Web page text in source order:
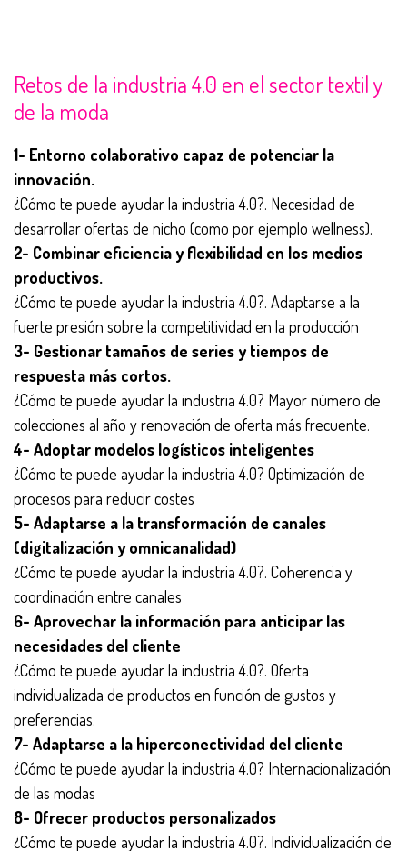
Retos de la industria 4.0 en el sector textil y
de la moda
1- Entorno colaborativo capaz de potenciar la
innovación.
¿Cómo te puede ayudar la industria 4.0?. Necesidad de
desarrollar ofertas de nicho (como por ejemplo wellness).
2- Combinar eficiencia y flexibilidad en los medios
productivos.
¿Cómo te puede ayudar la industria 4.0?. Adaptarse a la
fuerte presión sobre la competitividad en la producción
3- Gestionar tamaños de series y tiempos de
respuesta más cortos.
¿Cómo te puede ayudar la industria 4.0? Mayor número de
colecciones al año y renovación de oferta más frecuente.
4- Adoptar modelos logísticos inteligentes
¿Cómo te puede ayudar la industria 4.0? Optimización de
procesos para reducir costes
5- Adaptarse a la transformación de canales
(digitalización y omnicanalidad)
¿Cómo te puede ayudar la industria 4.0?. Coherencia y
coordinación entre canales
6- Aprovechar la información para anticipar las
necesidades del cliente
¿Cómo te puede ayudar la industria 4.0?. Oferta
individualizada de productos en función de gustos y
preferencias.
7- Adaptarse a la hiperconectividad del cliente
¿Cómo te puede ayudar la industria 4.0? Internacionalización
de las modas
8- Ofrecer productos personalizados
¿Cómo te puede ayudar la industria 4.0?. Individualización de